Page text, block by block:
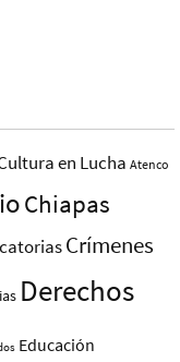
en Lucha Atenco
Chiapas
Crímenes
Derechos
Educación